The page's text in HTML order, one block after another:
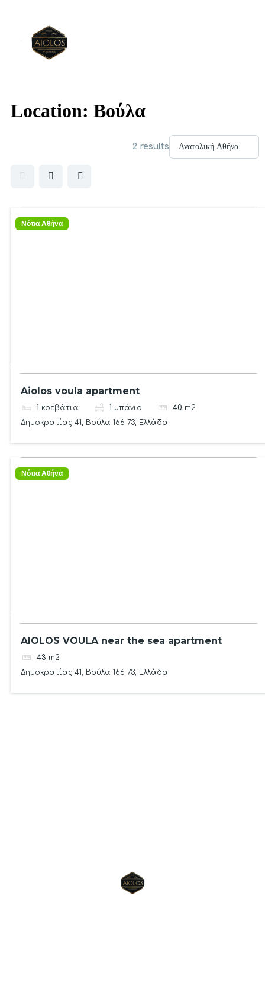
Location: Βούλα
2 results
Νότια Αθήνα
Aiolos voula apartment
1 κρεβάτια 1 μπάνιο 40 m2
Δημοκρατίας 41, Βούλα 166 73, Ελλάδα
Νότια Αθήνα
AIOLOS VOULA near the sea apartment
43 m2
Δημοκρατίας 41, Βούλα 166 73, Ελλάδα